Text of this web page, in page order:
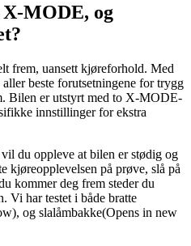
MODE, og
frem, uansett kjøreforhold. Med
beste forutsetningene for trygg
Bilen er utstyrt med to X-MODE-
innstillinger for ekstra
du oppleve at bilen er stødig og
kjøreopplevelsen på prøve, slå på
kommer deg frem steder du
Vi har testet i både bratte
og slalåmbakke(Opens in new